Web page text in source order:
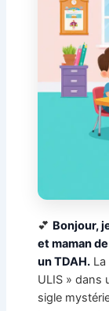
💕 Bonjour,
et maman
un TDAH.La
ULIS » dans
sigle